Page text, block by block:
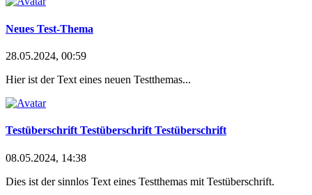
Neues Test-Thema
28.05.2024, 00:59
Hier ist der Text eines neuen Testthemas...
Testüberschrift Testüberschrift Testüberschrift
08.05.2024, 14:38
Dies ist der sinnlos Text eines Testthemas mit Testüberschrift.